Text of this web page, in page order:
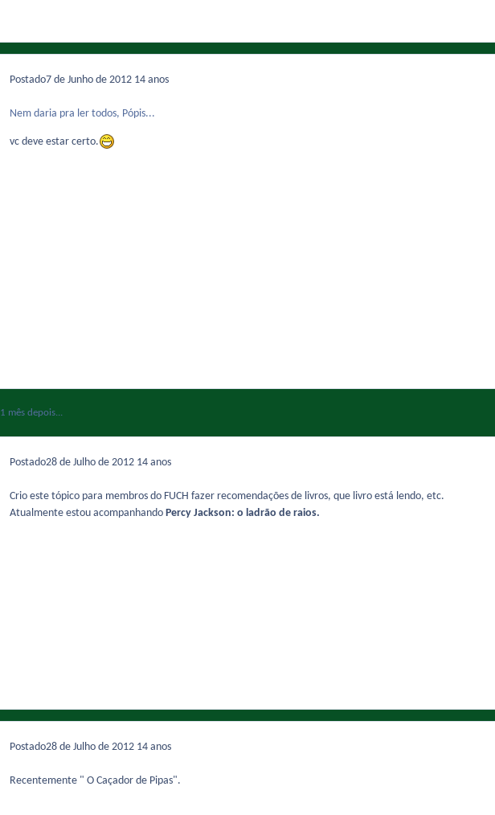
Postado7 de Junho de 2012 14 anos
Nem daria pra ler todos, Pópis...
vc deve estar certo.
1 mês depois...
Postado28 de Julho de 2012 14 anos
Crio este tópico para membros do FUCH fazer recomendações de livros, que livro está lendo, etc.
Atualmente estou acompanhando Percy Jackson: o ladrão de raios.
Postado28 de Julho de 2012 14 anos
Recentemente " O Caçador de Pipas".